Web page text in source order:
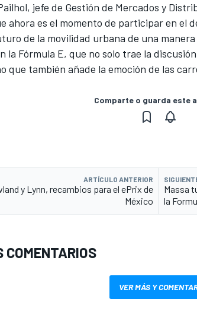
jefe de Gestión de Mercados y
ahora es el momento de participar en el
de la movilidad urbana de una
la Fórmula E, que no solo trae la
que también añade la emoción de las
Comparte o guarda este
ARTÍCULO ANTERIOR
y Lynn, recambios para el ePrix de
México
Massa
la
COMENTARIOS
VER MÁS Y